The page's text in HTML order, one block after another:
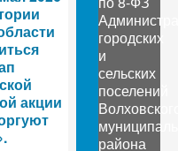
акции
городских
и
сельских
поселений
района